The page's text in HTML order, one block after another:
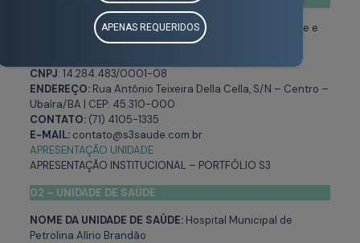
RAZÃO SOCIAL: Associação de Proteção à Maternidade e
Infância Ubaíra
CNPJ: 14.284.483/0001-08
ENDEREÇO: Rua Antônio Teixeira Della Cella, S/N – Centro –
Ubaíra/BA | CEP: 45.310-000
CONTATO:(71) 4105-1335
E-MAIL: contato@s3saude.com.br
APRESENTAÇÃO UNIDADE
APRESENTAÇÃO INSTITUCIONAL – PORTFÓLIO S3
02 – UNIDADE DE SAÚDE
NOME DA UNIDADE DE SAÚDE:Hospital Municipal de
Petrolina Alírio Brandão